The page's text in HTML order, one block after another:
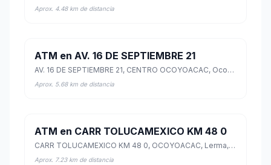
Aprox. 4.48 km de distancia
ATM en AV. 16 DE SEPTIEMBRE 21
AV. 16 DE SEPTIEMBRE 21, CENTRO OCOYOACAC, Ocoyoacac, México
Aprox. 5.68 km de distancia
ATM en CARR TOLUCAMEXICO KM 48 0
CARR TOLUCAMEXICO KM 48 0, OCOYOACAC, Lerma, México
Aprox. 7.23 km de distancia